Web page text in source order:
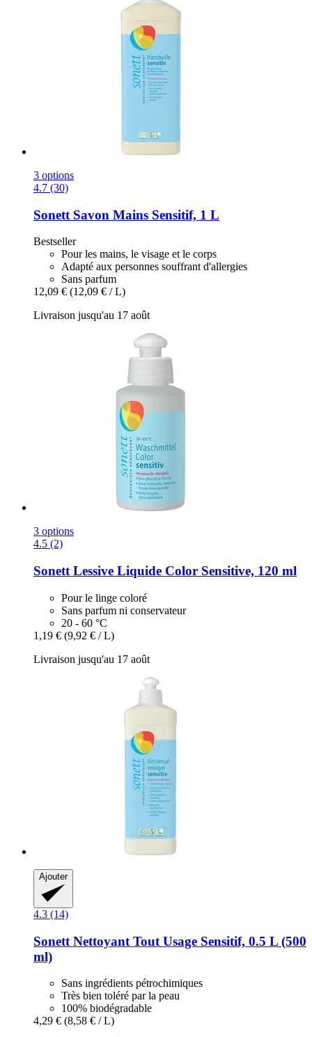
3 options
4.7 (30)
Sonett Savon Mains Sensitif, 1 L
Bestseller
Pour les mains, le visage et le corps
Adapté aux personnes souffrant d'allergies
Sans parfum
12,09 € (12,09 € / L)
Livraison jusqu'au 17 août
3 options
4.5 (2)
Sonett Lessive Liquide Color Sensitive, 120 ml
Pour le linge coloré
Sans parfum ni conservateur
20 - 60 °C
1,19 € (9,92 € / L)
Livraison jusqu'au 17 août
Ajouter
4.3 (14)
Sonett Nettoyant Tout Usage Sensitif, 0.5 L (500
ml)
Sans ingrédients pétrochimiques
Très bien toléré par la peau
100% biodégradable
4,29 € (8,58 € / L)